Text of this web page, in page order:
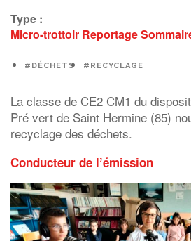
Type :
Micro-trottoir Reportage
#DÉCHETS #RECYCLAGE
La classe de CE2 CM1 du
Pré vert de Saint Hermine (85)
recyclage des déchets.
Conducteur de l’émission